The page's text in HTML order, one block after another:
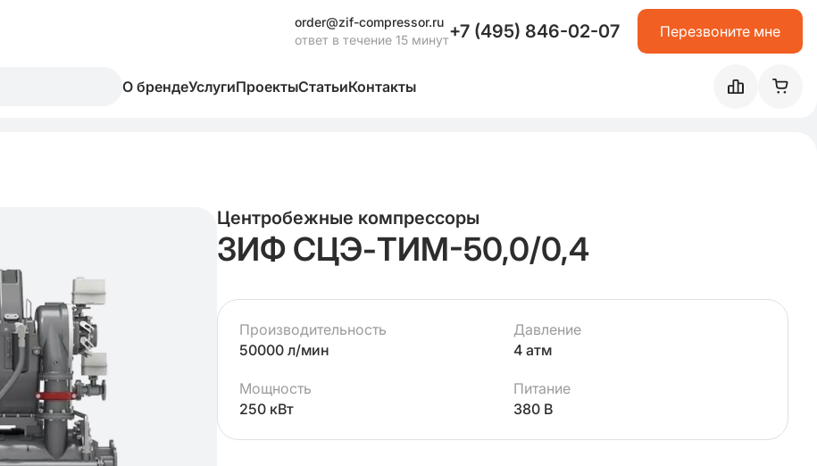
order@zif-compressor.ru
ответ в течение 15 минут+7 (495) 846-02-07 Перезвоните мне
О брендеУслугиПроектыСтатьиКонтакты
Центробежные компрессоры
ЗИФ СЦЭ-ТИМ-50,0/0,4
Производительность
50000 л/мин
Давление
4 атм
Мощность
250 кВт
Питание
380 В